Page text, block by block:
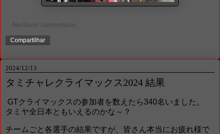
Nenhum comentário:
Compartilhar
2024/12/13
タミチャレクライマックス2024 結果
GTクライマックスの参加者を数えたら340名いました。
タミヤ全日本ともいえるのかな～？
チームごと各選手の結果ですが、皆さん本当にお疲れ様で